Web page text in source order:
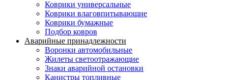
Коврики универсальные
Коврики влаговпитывающие
Коврики бумажные
Подбор ковров
Аварийные принадлежности
Воронки автомобильные
Жилеты светоотражающие
Знаки аварийной остановки
Канистры топливные